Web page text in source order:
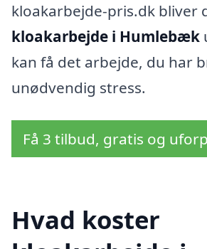
kloakarbejde-pris.dk bliver
kloakarbejde i Humlebæk
kan få det arbejde, du har
unødvendig stress.
Få 3 tilbud, gratis og
Hvad koster